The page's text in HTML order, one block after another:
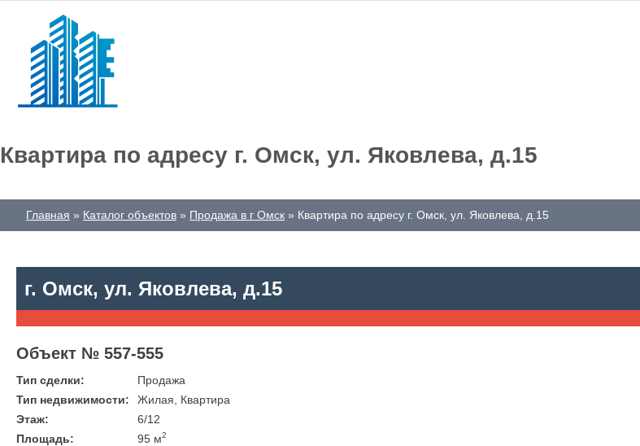
Квартира по адресу г. Омск, ул. Яковлева, д.15
Главная Каталог объектов Продажа в г Омск Квартира по адресу г. Омск, ул. Яковлева, д.15
г. Омск, ул. Яковлева, д.15
Объект № 557-555
Тип сделки:
Продажа
Тип недвижимости:
Жилая, Квартира
Этаж:
6/12
Площадь:
95 м2